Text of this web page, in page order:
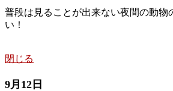
普段は見ることが出来ない夜間の動物
い！
閉じる
9月12日